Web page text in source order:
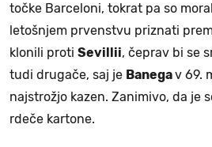
točke Barceloni, tokrat pa so
letošnjem prvenstvu priznati
klonili proti Sevillii, čeprav bi se
tudi drugače, saj je Banegav 69.
najstrožjo kazen. Zanimivo, da je
rdeče kartone.